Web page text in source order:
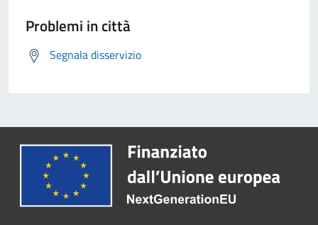
Problemi in città
Segnala disservizio